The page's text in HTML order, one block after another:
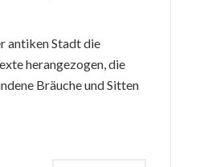
antiken Stadt die
herangezogen, die
Bräuche und Sitten